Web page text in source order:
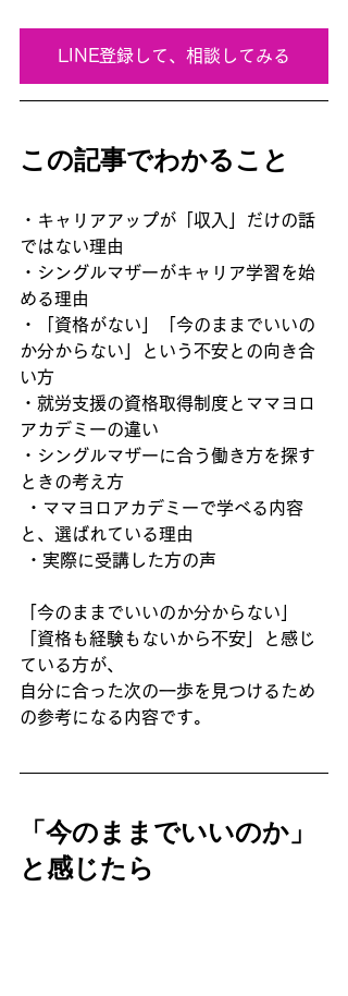
LINE登録して、相談してみる
この記事でわかること
・キャリアアップが「収入」だけの話
ではない理由
・シングルマザーがキャリア学習を始
める理由
・「資格がない」「今のままでいいの
か分からない」という不安との向き合
い方
・就労支援の資格取得制度とママヨロ
アカデミーの違い
・シングルマザーに合う働き方を探す
ときの考え方
と、選ばれている理由
・実際に受講した方の声
「今のままでいいのか分からない」
「資格も経験もないから不安」と感じ
ている方が、
自分に合った次の一歩を見つけるため
の参考になる内容です。
「今のままでいいのか」
と感じたら